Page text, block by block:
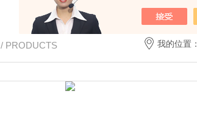
/ PRODUCTS 我的位置：